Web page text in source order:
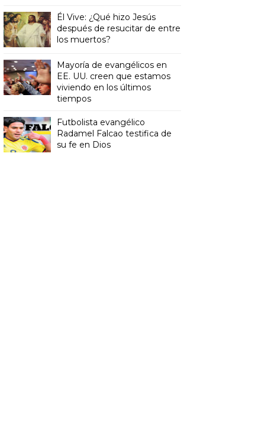
Él Vive: ¿Qué hizo Jesús
después de resucitar de entre
los muertos?
Mayoría de evangélicos en
EE. UU. creen que estamos
viviendo en los últimos
tiempos
Futbolista evangélico
Radamel Falcao testifica de
su fe en Dios